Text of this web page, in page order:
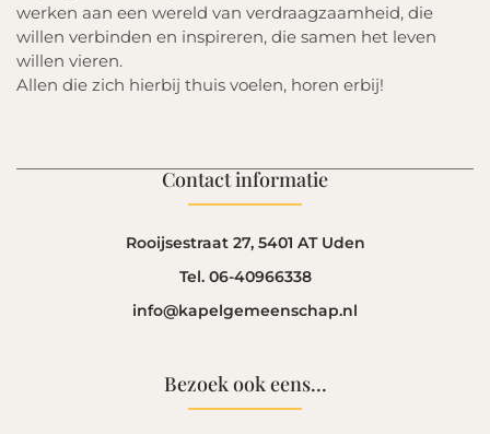
werken aan een wereld van verdraagzaamheid, die
willen verbinden en inspireren, die samen het leven
willen vieren.
Allen die zich hierbij thuis voelen, horen erbij!
Contact informatie
Rooijsestraat 27, 5401 AT Uden
Tel. 06-40966338
info@kapelgemeenschap.nl
Bezoek ook eens...